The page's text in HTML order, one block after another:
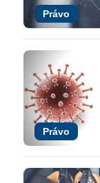
Právo
Právo